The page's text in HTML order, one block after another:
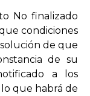
No finalizado
condiciones
de que
de su
a los
que habrá de